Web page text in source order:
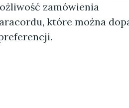
zamówienia
które można